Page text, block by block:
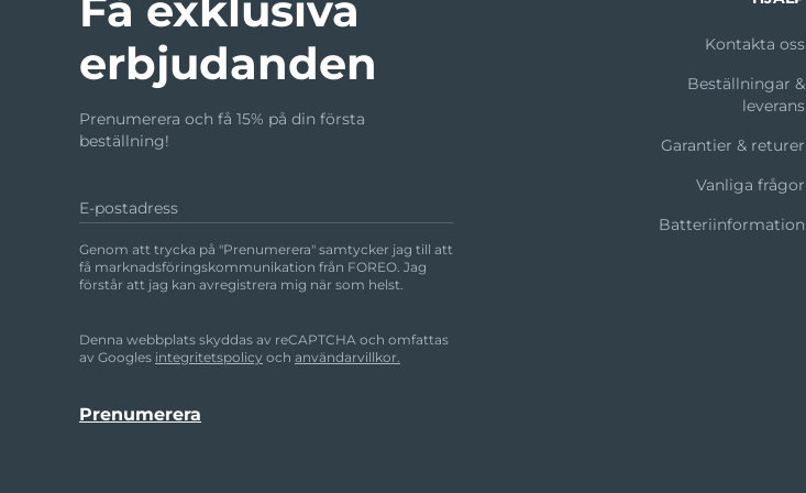
erbjudanden
Prenumerera och få 15% på din första
beställning!
E-postadress
Genom att trycka på "Prenumerera" samtycker jag till att
få marknadsföringskommunikation från FOREO. Jag
förstår att jag kan avregistrera mig när som helst.
Denna webbplats skyddas av reCAPTCHA och omfattas
av Googles integritetspolicy och användarvillkor.
Kontakta oss
Beställningar &
leverans
Garantier & returer
Vanliga frågor
Batteriinformation